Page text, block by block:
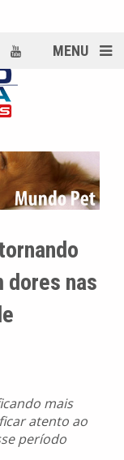
MENU
dores nas
mais
atento ao
período